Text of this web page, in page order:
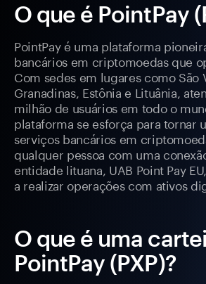
O que é PointPay
PointPay é uma plataforma
bancários em criptomoedas que
Com sedes em lugares como São
Granadinas, Estônia e Lituânia,
milhão de usuários em todo o
plataforma se esforça para tornar
serviços bancários em
qualquer pessoa com uma
entidade lituana, UAB Point Pay
a realizar operações com ativos
O que é uma
PointPay (PXP)?